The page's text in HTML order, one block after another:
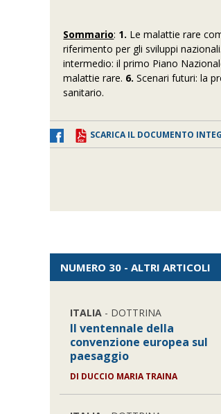
Sommario: 1. Le malattie rare
riferimento per gli sviluppi
intermedio: il primo Piano
malattie rare. 6. Scenari futuri: la
sanitario.
SCARICA IL DOCUMENTO
NUMERO 30 - ALTRI ARTICOLI
ITALIA - DOTTRINA
Il ventennale della
convenzione europea sul
paesaggio
DI DUCCIO MARIA TRAINA